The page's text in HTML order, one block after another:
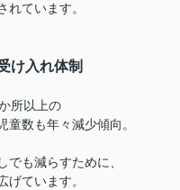
ています。
け入れ体制
所以上の
童数も年々減少傾向。
でも減らすために、
ています。